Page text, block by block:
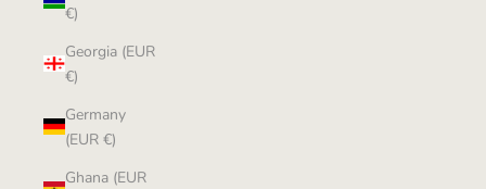
€)
Georgia (EUR
€)
Germany
(EUR €)
Ghana (EUR